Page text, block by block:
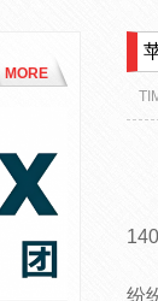
MORE
纷